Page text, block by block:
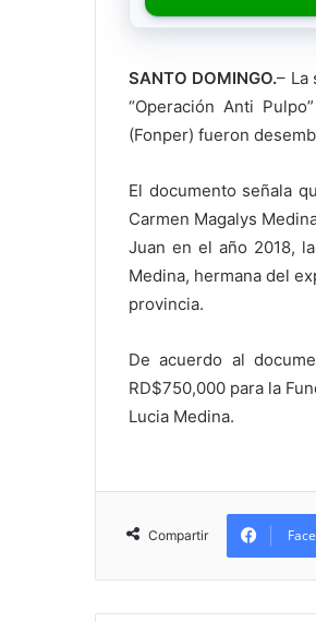
SANTO DOMINGO.– La
“Operación Anti
(Fonper) fueron
El documento señala
Carmen Magalys
Juan en el año 2018,
Medina, hermana del
provincia.
De acuerdo al
RD$750,000 para la
Lucia Medina.
Compartir